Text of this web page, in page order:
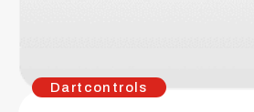
Dartcontrols